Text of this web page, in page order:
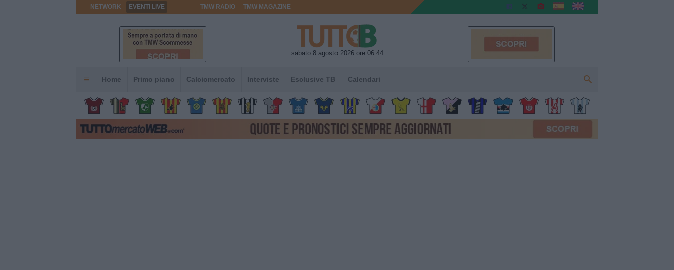
NETWORK EVENTI LIVE TMW RADIO TMW MAGAZINE
sabato 8 agosto 2026 ore 06:44
Home Primo piano Calciomercato Interviste Esclusive TB Calendari